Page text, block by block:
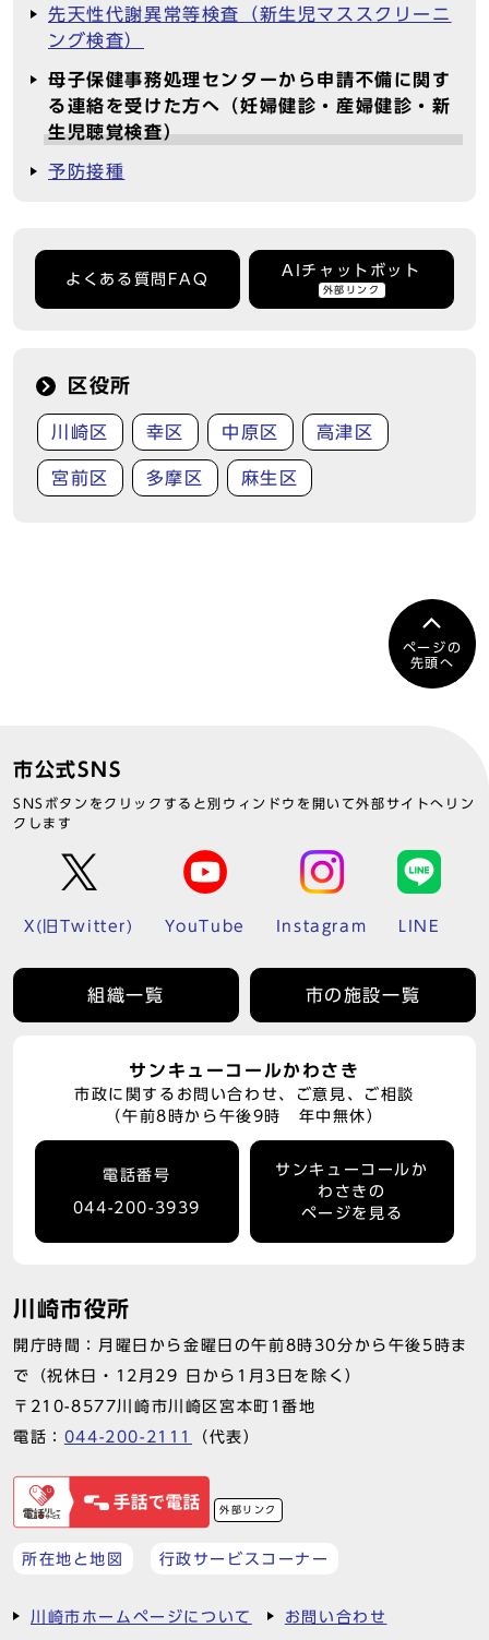
先天性代謝異常等検査（新生児マススクリーニ
ング検査）
母子保健事務処理センターから申請不備に関す
る連絡を受けた方へ（妊婦健診・産婦健診・新
生児聴覚検査）
予防接種
よくある質問FAQ
AIチャットボット
外部リンク
区役所
川崎区 幸区 中原区 高津区
宮前区 多摩区 麻生区
ページの
先頭へ
市公式SNS
SNSボタンをクリックすると別ウィンドウを開いて外部サイトへリン
クします
X(旧Twitter) YouTube Instagram LINE
組織一覧 市の施設一覧
サンキューコールかわさき
市政に関するお問い合わせ、ご意見、ご相談
（午前8時から午後9時 年中無休）
電話番号
044-200-3939
サンキューコールか
わさきの
ページを見る
川崎市役所
開庁時間：月曜日から金曜日の午前8時30分から午後5時ま
で（祝休日・12月29 日から1月3日を除く）
〒210-8577川崎市川崎区宮本町1番地
電話： 044-200-2111 （代表）
外部リンク
所在地と地図 行政サービスコーナー
川崎市ホームページについて お問い合わせ